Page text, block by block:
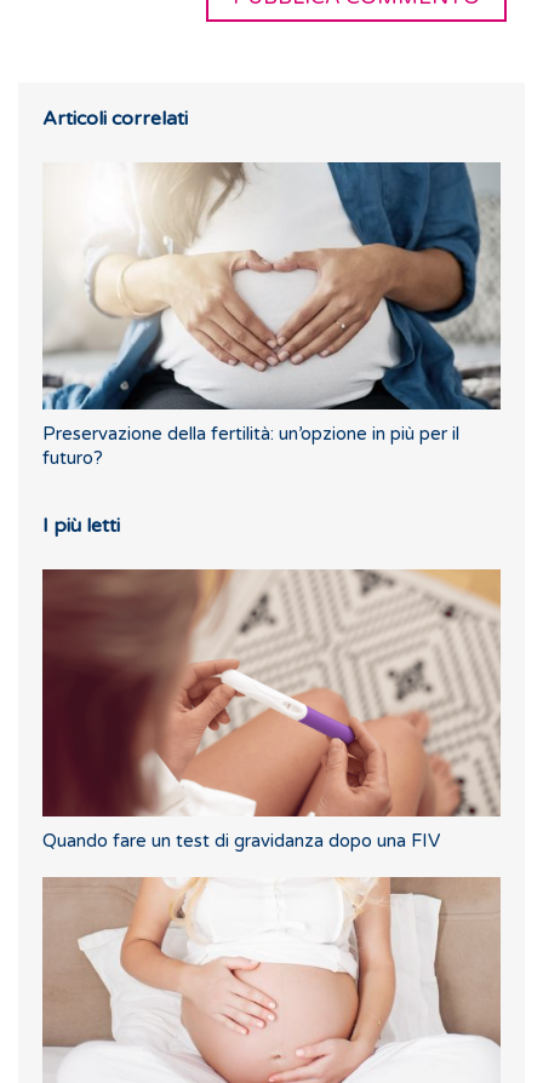
Articoli correlati
Preservazione della fertilità: un’opzione in più per il
futuro?
I più letti
Quando fare un test di gravidanza dopo una FIV